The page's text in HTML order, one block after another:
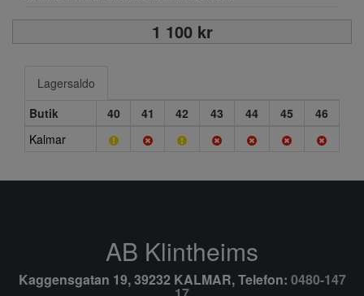
1 100 kr
Lagersaldo
Butik
40 41 42 43 44 45
46
Kalmar
AB Klintheims
Kaggensgatan 19, 39232 KALMAR, Telefon: 0480-147